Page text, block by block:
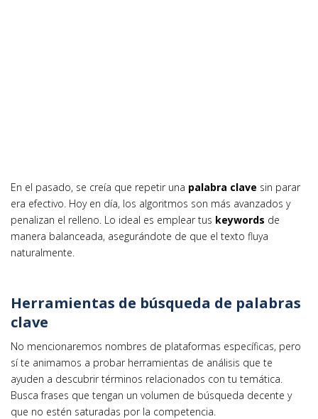
En el pasado, se creía que repetir una palabra clave sin parar
era efectivo. Hoy en día, los algoritmos son más avanzados y
penalizan el relleno. Lo ideal es emplear tus keywords de
manera balanceada, asegurándote de que el texto fluya
naturalmente.
Herramientas de búsqueda de palabras
clave
No mencionaremos nombres de plataformas específicas, pero
sí te animamos a probar herramientas de análisis que te
ayuden a descubrir términos relacionados con tu temática.
Busca frases que tengan un volumen de búsqueda decente y
que no estén saturadas por la competencia.